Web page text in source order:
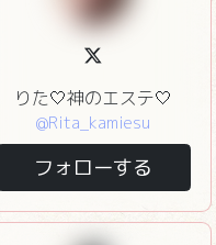
りた🤍神のエステ🤍
@Rita_kamiesu
フォローする